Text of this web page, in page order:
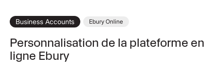
Business Accounts Ebury Online
Personnalisation de la plateforme en
ligne Ebury